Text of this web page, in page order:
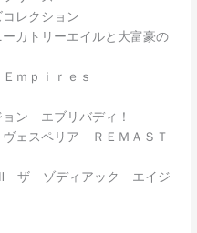
レクション
カトリーエイルと大富豪の
ｍｐｉｒｅｓ
ョン エブリバディ！
ヴェスペリア ＲＥＭＡＳＴ
ザ ゾディアック エイジ